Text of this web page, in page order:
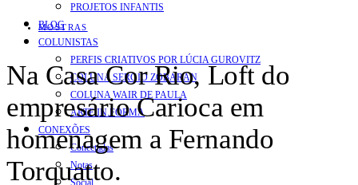
PROJETOS INFANTIS
BLOG
COLUNISTAS
PERFIS CRIATIVOS POR LÚCIA GUROVITZ
COLUNA SERGIO ZOBARAN
COLUNA WAIR DE PAULA
ARTE.IN.FORMA
CONEXÕES
Conectadas
Notas
Social
MOSTRAS
Na Casa Cor Rio, Loft do
empresário Carioca em
homenagem a Fernando
Torquatto.